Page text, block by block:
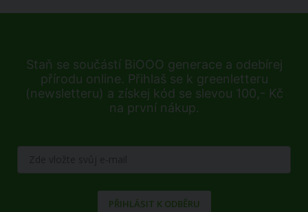
Staň se součástí BiOOO generace a odebírej
přírodu online. Přihlaš se k greenletteru
(newsletteru) a získej kód se slevou 100,- Kč
na první nákup.
PŘIHLÁSIT K ODBĚRU